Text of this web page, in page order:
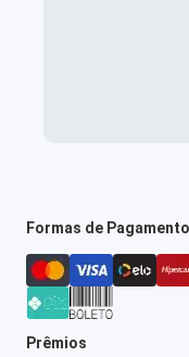
Formas de Pagamento
Prêmios